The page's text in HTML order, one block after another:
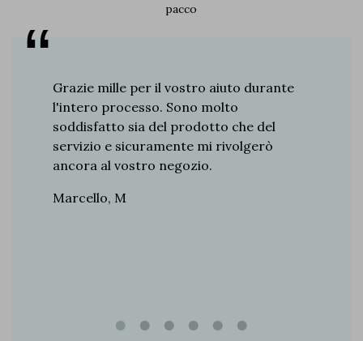
pacco
Grazie mille per il vostro aiuto durante
l'intero processo. Sono molto
soddisfatto sia del prodotto che del
servizio e sicuramente mi rivolgerò
ancora al vostro negozio.
Marcello, M